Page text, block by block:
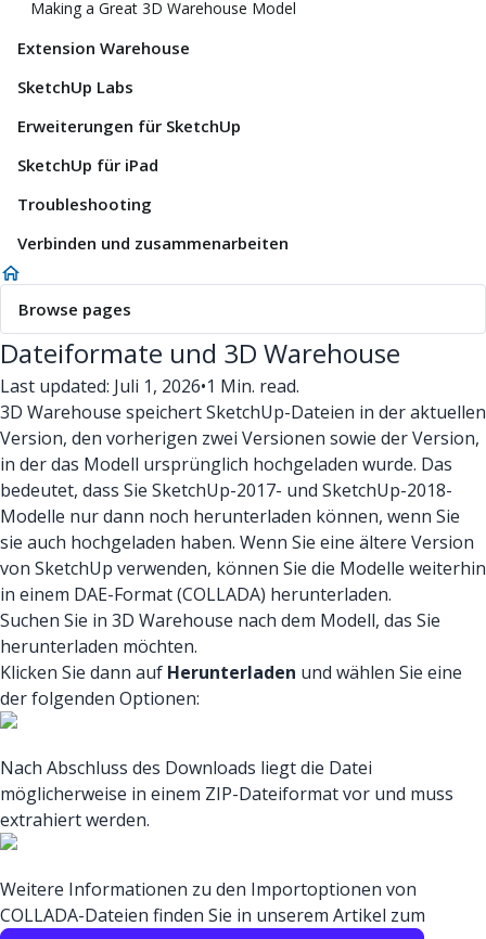
Making a Great 3D Warehouse Model
Extension Warehouse
SketchUp Labs
Erweiterungen für SketchUp
SketchUp für iPad
Troubleshooting
Verbinden und zusammenarbeiten
Browse pages
Dateiformate und 3D Warehouse
Last updated: Juli 1, 2026•1 Min. read.
3D Warehouse speichert SketchUp-Dateien in der aktuellen
Version, den vorherigen zwei Versionen sowie der Version,
in der das Modell ursprünglich hochgeladen wurde. Das
bedeutet, dass Sie SketchUp-2017- und SketchUp-2018-
Modelle nur dann noch herunterladen können, wenn Sie
sie auch hochgeladen haben. Wenn Sie eine ältere Version
von SketchUp verwenden, können Sie die Modelle weiterhin
in einem DAE-Format (COLLADA) herunterladen.
Suchen Sie in 3D Warehouse nach dem Modell, das Sie
herunterladen möchten.
Klicken Sie dann auf Herunterladen und wählen Sie eine
der folgenden Optionen:
Nach Abschluss des Downloads liegt die Datei
möglicherweise in einem ZIP-Dateiformat vor und muss
extrahiert werden.
Weitere Informationen zu den Importoptionen von
COLLADA-Dateien finden Sie in unserem Artikel zum